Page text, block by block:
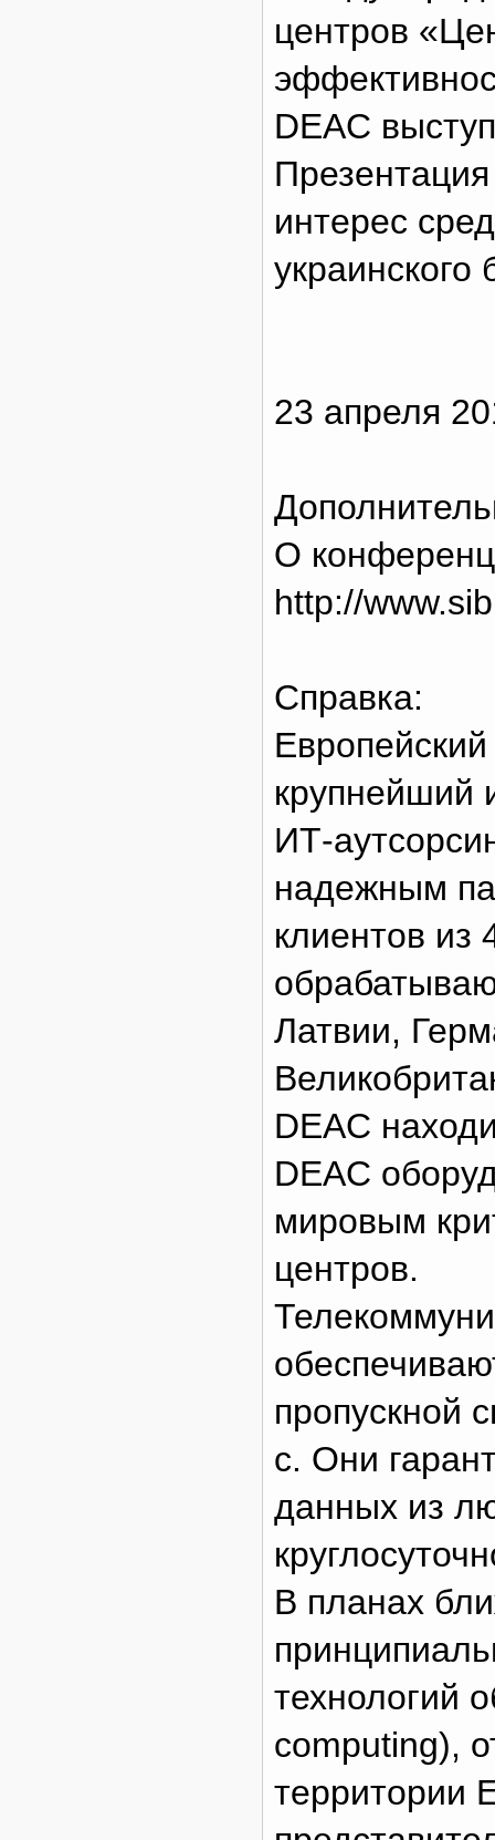
центров
DEAC
интерес
украинского
23 апреля
О
http://
Справка:
крупнейший
ИТ-
надежным
клиентов из
Латвии,
DEAC
DEAC
мировым
центров.
пропускной
с. Они
данных из
В планах
технологий
computing),
территории